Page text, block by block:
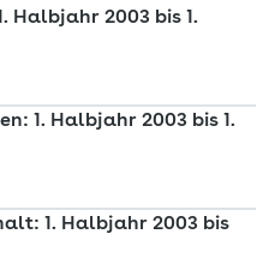
Halbjahr 2003 bis 1.
1. Halbjahr 2003 bis 1.
1. Halbjahr 2003 bis